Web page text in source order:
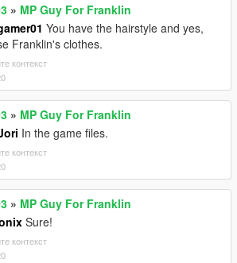
» MP Guy For Franklin
You have the hairstyle and yes,
Franklin's clothes.
контекст
» MP Guy For Franklin
In the game files.
контекст
» MP Guy For Franklin
Sure!
контекст